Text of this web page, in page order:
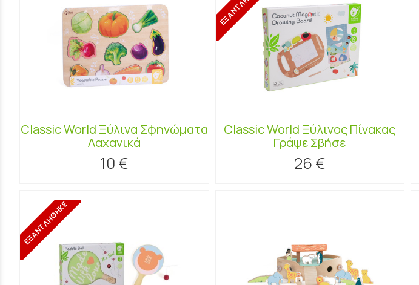
Classic World Ξύλινα Σφηνώματα
Λαχανικά
10 €
Classic World Ξύλινος Πίνακας
Γράψε Σβήσε
26 €
ΕΞΑΝΤΛΗΘΗΚΕ